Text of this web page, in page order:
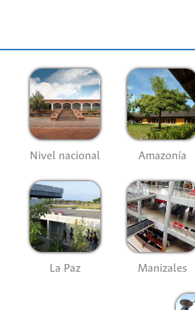
Nivel nacional Amazonía
La Paz Manizales